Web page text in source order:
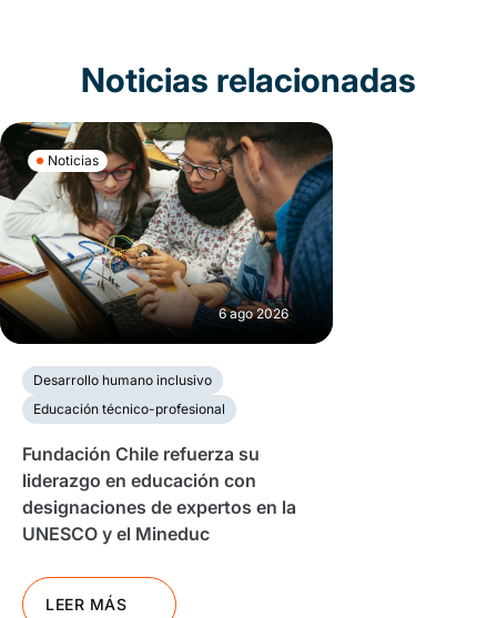
Noticias relacionadas
Noticias
6 ago 2026
Desarrollo humano inclusivo
Educación técnico-profesional
Fundación Chile refuerza su
liderazgo en educación con
designaciones de expertos en la
UNESCO y el Mineduc
LEER MÁS